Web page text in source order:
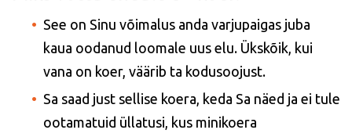
See on Sinu võimalus anda varjupaigas juba
kaua oodanud loomale uus elu. Ükskõik, kui
vana on koer, väärib ta kodusoojust.
Sa saad just sellise koera, keda Sa näed ja ei tule
ootamatuid üllatusi, kus minikoera